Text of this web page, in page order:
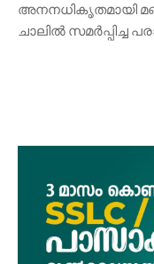
അനനധികൃതമായി
ചാലിൽ സമർപ്പിച്ച